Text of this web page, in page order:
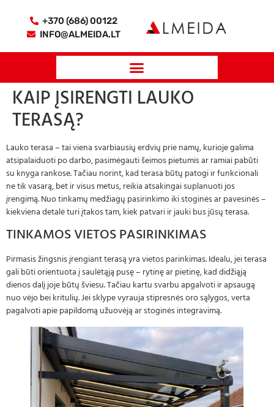
+370 (686) 00122
INFO@ALMEIDA.LT
KAIP ĮSIRENGTI LAUKO
TERASĄ?
Lauko terasa – tai viena svarbiausių erdvių prie namų, kurioje galima
atsipalaiduoti po darbo, pasimėgauti šeimos pietumis ar ramiai pabūti
su knyga rankose. Tačiau norint, kad terasa būtų patogi ir funkcionali
ne tik vasarą, bet ir visus metus, reikia atsakingai suplanuoti jos
įrengimą. Nuo tinkamų medžiagų pasirinkimo iki stoginės ar pavesinės –
kiekviena detalė turi įtakos tam, kiek patvari ir jauki bus jūsų terasa.
TINKAMOS VIETOS PASIRINKIMAS
Pirmasis žingsnis įrengiant terasą yra vietos parinkimas. Idealu, jei terasa
gali būti orientuota į saulėtąją pusę – rytinę ar pietinę, kad didžiąją
dienos dalį joje būtų šviesu. Tačiau kartu svarbu apgalvoti ir apsaugą
nuo vėjo bei kritulių. Jei sklype vyrauja stipresnės oro sąlygos, verta
pagalvoti apie papildomą užuovėją ar stoginės integravimą.